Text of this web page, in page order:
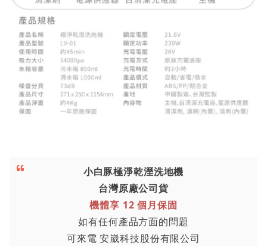
小白豚極淨乾溼洗地機
台灣原廠公司貨
機體享 12 個月保固
如有任何產品方面的問題
可來電 安崴科技股份有限公司